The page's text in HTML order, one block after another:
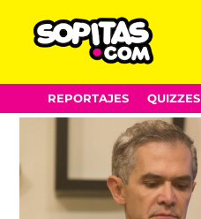
Skip
to
REPORTAJES QUIZZES